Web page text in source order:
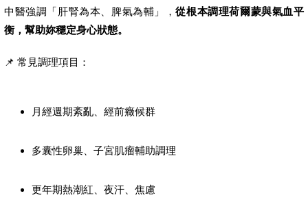
中醫強調「肝腎為本、脾氣為輔」，從根本調理荷爾蒙與氣血平
衡，幫助妳穩定身心狀態。
📌 常見調理項目：
月經週期紊亂、經前癥候群
多囊性卵巢、子宮肌瘤輔助調理
更年期熱潮紅、夜汗、焦慮